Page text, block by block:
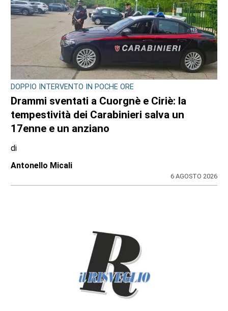
DOPPIO INTERVENTO IN POCHE ORE
Drammi sventati a Cuorgnè e Ciriè: la
tempestività dei Carabinieri salva un
17enne e un anziano
di
Antonello Micali
6 AGOSTO 2026